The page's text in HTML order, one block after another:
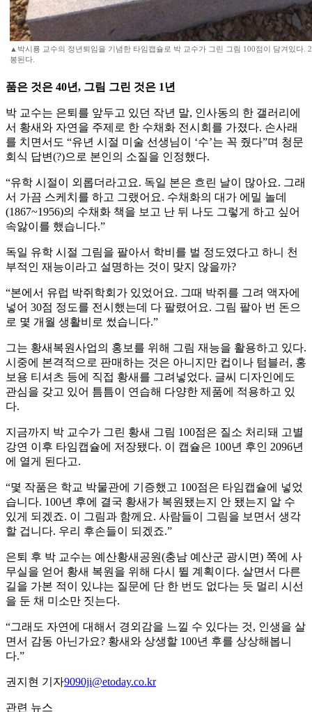
▲박시룡 교수의 정년퇴임을 기념한 타임캡슐로 박 교수가 그린 그림 100점이 담겨있다.
봉된다.
품은 것은 40년, 그림 그린 것은 1년
박 교수는 은퇴를 앞두고 있던 작년 말, 인사동의 한 갤러리에
서 황새와 자연을 주제로 한 수채화 전시회를 가졌다. 손사래
를 치면서도 “유년 시절 미술 선생님이 ‘수’는 꼭 줬다”며 청문
회식 답변(?)으로 본인의 소질을 인정했다.
“유학 시절이 외롭더라고요. 독일 본은 흐린 날이 많아요. 그래
서 가끔 스케치를 하고 그랬어요. 수채화의 대가 에밀 놀데
(1867~1956)의 수채화 책을 보고 난 뒤 나도 그렇게 하고 싶어
속앓이를 했습니다.”
독일 유학 시절 그림을 팔아서 학비를 벌 정도였다고 하니 천
부적인 재능이라고 설명하는 것이 맞지 않을까?
“본에서 유럽 박쥐학회가 있었어요. 그때 박쥐를 그려 액자에
넣어 30점 정도를 전시했는데 다 팔렸어요. 그림 팔아 번 돈으
로 몇 개월 생활비로 썼습니다.”
그는 황새복원사업의 홍보를 위해 그림 재능을 활용하고 있다.
시중에 본격적으로 판매하는 것은 아니지만 컵이나 텀블러, 홍
보용 티셔츠 등에 직접 황새를 그려넣었다. 글씨 디자인에도
관심을 갖고 있어 틈틈이 연습해 다양한 제품에 적용하고 있
다.
지금까지 박 교수가 그린 황새 그림 100점은 질소 처리돼 고별
강연 이후 타임캡슐에 저장됐다. 이 캡슐은 100년 후인 2096년
에 열게 된다고.
“몇 작품은 학교 박물관에 기증했고 100점은 타임캡슐에 넣었
습니다. 100년 후에 결국 황새가 복원됐는지 안 됐는지 알 수
있게 되겠죠. 이 그림과 함께요. 사람들이 그림을 보면서 생각
할 겁니다. 우리 후손들이 되겠죠.”
은퇴 후 박 교수는 예산황새공원(충남 예산군 광시면) 쪽에 사
무실을 얻어 황새 복원을 위해 다시 뛸 계획이다. 살면서 다른
길을 가본 적이 있냐는 질문에 단 한 번도 없다는 듯 멀리 시선
을 둔 채 미소만 짓는다.
“그래도 자연에 대해서 경외감을 느낄 수 있다는 것, 인생을 살
면서 감동 아닌가요? 황새와 상생할 100년 후를 상상해봅니
다.”
권지현 기자9090ji@etoday.co.kr
관련 뉴스